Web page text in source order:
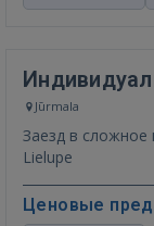
Jūrmala
Заезд в сложное место
Lielupe
Ценовые